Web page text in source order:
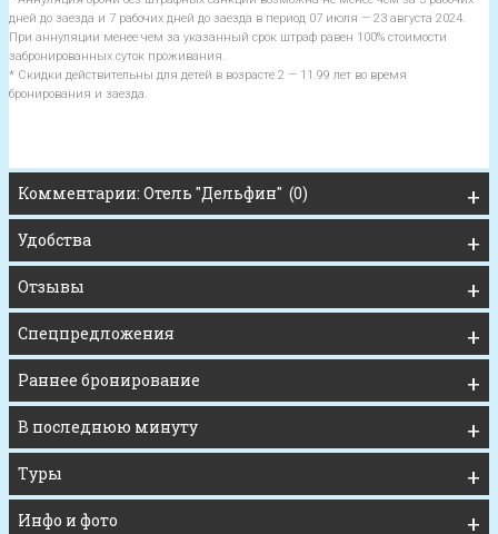
дней до заезда и 7 рабочих дней до заезда в период 07 июля — 23 августа 2024.
При аннуляции менее чем за указанный срок штраф равен 100% стоимости
забронированных суток проживания.
* Скидки действительны для детей в возрасте 2 — 11.99 лет во время
бронирования и заезда.
Комментарии: Отель "Дельфин" (0)
Удобства
Отзывы
Спецпредложения
Раннее бронирование
В последнюю минуту
Туры
Инфо и фото